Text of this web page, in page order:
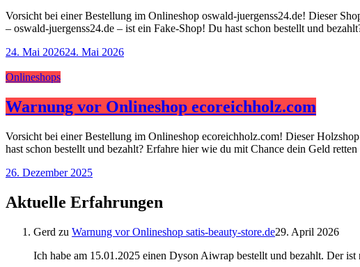
Vorsicht bei einer Bestellung im Onlineshop oswald-juergenss24.de! Dieser
– oswald-juergenss24.de – ist ein Fake-Shop! Du hast schon bestellt und
24. Mai 202624. Mai 2026
Onlineshops
Warnung vor Onlineshop ecoreichholz.com
Vorsicht bei einer Bestellung im Onlineshop ecoreichholz.com! Dieser
hast schon bestellt und bezahlt? Erfahre hier wie du mit Chance dein Geld
26. Dezember 2025
Aktuelle Erfahrungen
Gerd zu Warnung vor Onlineshop satis-beauty-store.de29. April 2026
Ich habe am 15.01.2025 einen Dyson Aiwrap bestellt und bezahlt. Der